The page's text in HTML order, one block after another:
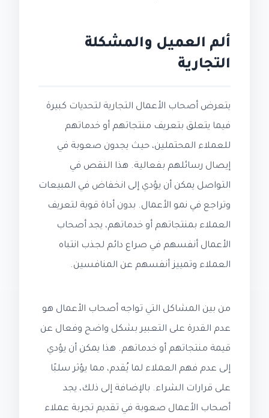
ألم العميل والمشكلة
التجارية
يتعرض أصحاب الأعمال التجارية لتحديات كبيرة
فيما يتعلق بتعريف منتجاتهم أو خدماتهم
للعملاء المحتملين، حيث يجدون صعوبة في
إيصال رسائلهم بفعالية. هذا النقص في
التواصل يمكن أن يؤدي إلى انخفاض في المبيعات
وتراجع في نمو الأعمال. بدون أداة قوية لتعريف
العملاء بمنتجاتهم أو خدماتهم، يجد أصحاب
الأعمال أنفسهم في صراع دائم لجذب انتباه
العملاء وتمييز أنفسهم عن المنافسين.
من بين المشاكل التي تواجه أصحاب الأعمال هو
عدم القدرة على التعبير بشكل واضح وفعال عن
قيمة منتجاتهم أو خدماتهم. هذا يمكن أن يؤدي
إلى عدم فهم العملاء لما يُقدم، مما يؤثر سلبًا
على قرارات الشراء. بالإضافة إلى ذلك، يجد
أصحاب الأعمال صعوبة في تقديم تجربة عملاء